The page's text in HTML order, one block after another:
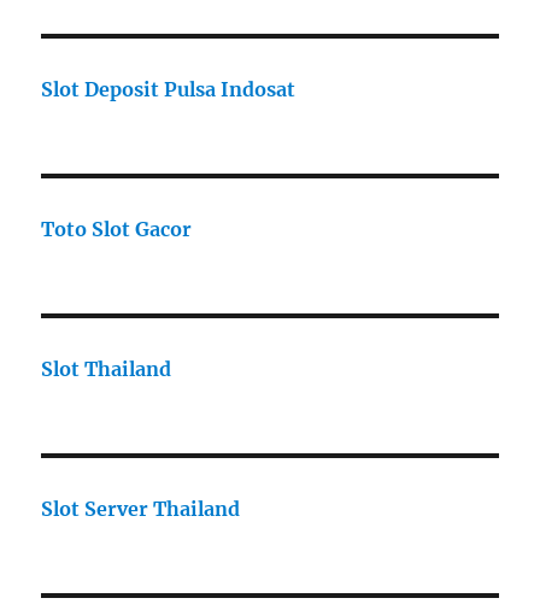
Slot Deposit Pulsa Indosat
Toto Slot Gacor
Slot Thailand
Slot Server Thailand